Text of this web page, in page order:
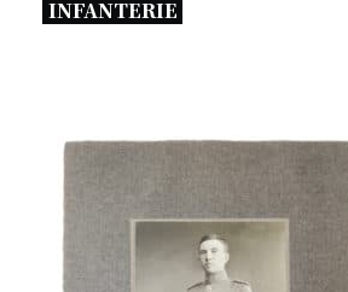
INFANTERIE